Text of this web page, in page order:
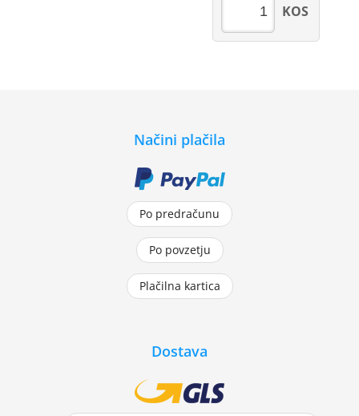
KOS
Načini plačila
Po predračunu
Po povzetju
Plačilna kartica
Dostava